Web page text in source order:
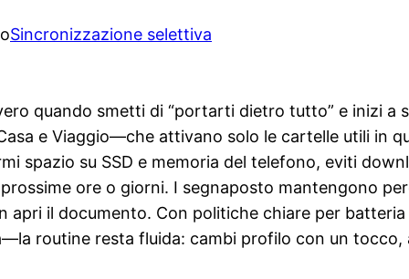
Sincronizzazione selettiva
quando smetti di “portarti dietro tutto” e inizi a
e Viaggio—che attivano solo le cartelle utili in
spazio su SSD e memoria del telefono, eviti
ore o giorni. I segnaposto mantengono
apri il documento. Con politiche chiare per
routine resta fluida: cambi profilo con un tocco,